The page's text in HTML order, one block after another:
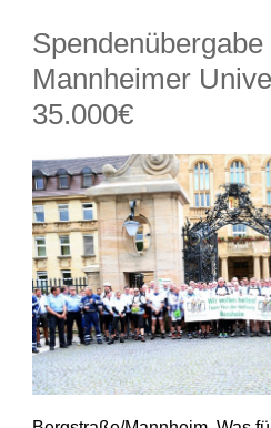
Spendenübergabe
Mannheimer
35.000€